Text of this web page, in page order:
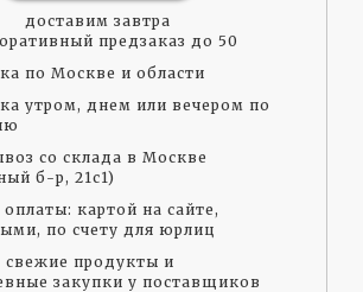
доставим завтра
предзаказ до 50
по Москве и области
утром, днем или вечером по
со склада в Москве
б-р, 21с1)
картой на сайте,
по счету для юрлиц
свежие продукты и
закупки у поставщиков